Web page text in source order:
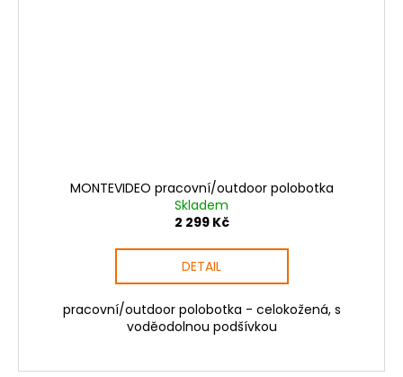
MONTEVIDEO pracovní/outdoor polobotka
Skladem
2 299 Kč
DETAIL
pracovní/outdoor polobotka - celokožená, s
voděodolnou podšívkou